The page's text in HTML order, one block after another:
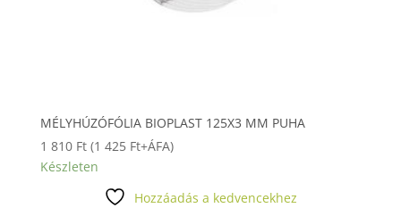
MÉLYHÚZÓFÓLIA BIOPLAST 125X3 MM PUHA
1 810 Ft (1 425 Ft+ÁFA)
Készleten
Hozzáadás a kedvencekhez